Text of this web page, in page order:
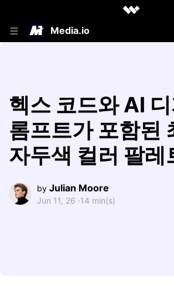
Media.io
헥스 코드와 AI
롬프트가 포함된
자두색 컬러 팔레
by Julian Moore
Jun 11, 26 ·14 min(s)